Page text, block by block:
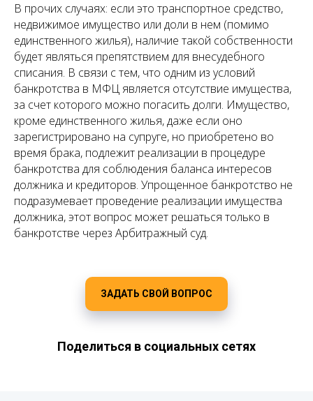
В прочих случаях: если это транспортное средство,
недвижимое имущество или доли в нем (помимо
единственного жилья), наличие такой собственности
будет являться препятствием для внесудебного
списания. В связи с тем, что одним из условий
банкротства в МФЦ является отсутствие имущества,
за счет которого можно погасить долги. Имущество,
кроме единственного жилья, даже если оно
зарегистрировано на супруге, но приобретено во
время брака, подлежит реализации в процедуре
банкротства для соблюдения баланса интересов
должника и кредиторов. Упрощенное банкротство не
подразумевает проведение реализации имущества
должника, этот вопрос может решаться только в
банкротстве через Арбитражный суд.
ЗАДАТЬ СВОЙ ВОПРОС
Поделиться в социальных сетях